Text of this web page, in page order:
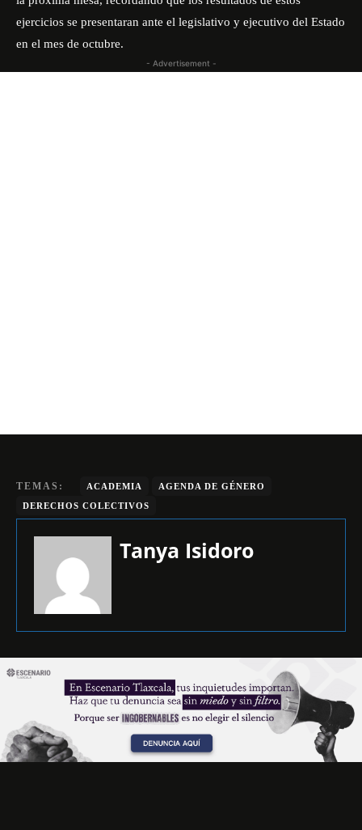
ejercicios se presentaran ante el legislativo y ejecutivo del Estado
en el mes de octubre.
- Advertisement -
TEMAS: ACADEMIA
AGENDA DE GÉNERO
DERECHOS COLECTIVOS
Tanya Isidoro